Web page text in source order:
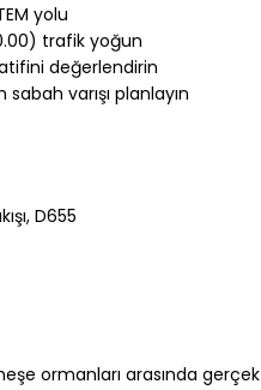
yolu
trafik yoğun
değerlendirin
varışı planlayın
D655
ormanları arasında